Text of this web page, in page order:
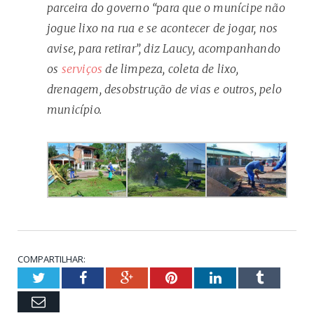
parceira do governo “para que o munícipe não
jogue lixo na rua e se acontecer de jogar, nos
avise, para retirar”, diz Laucy, acompanhando
os serviços de limpeza, coleta de lixo,
drenagem, desobstrução de vias e outros, pelo
município.
COMPARTILHAR:
TwitterFacebookGoogle+PinterestLinkedInTumblr
Email